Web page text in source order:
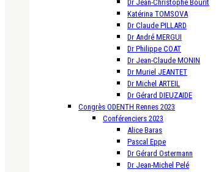
Dr Jean-Christophe Bourit
Katérina TOMSOVA
Dr Claude PILLARD
Dr André MERGUI
Dr Philippe COAT
Dr Jean-Claude MONIN
Dr Muriel JEANTET
Dr Michel ARTEIL
Dr Gérard DIEUZAIDE
Congrès ODENTH Rennes 2023
Conférenciers 2023
Alice Baras
Pascal Eppe
Dr Gérard Ostermann
Dr Jean-Michel Pelé